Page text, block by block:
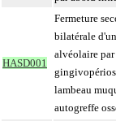
HASD001
Fermeture
bilatérale
alvéolaire par
lambeau
autogreffe